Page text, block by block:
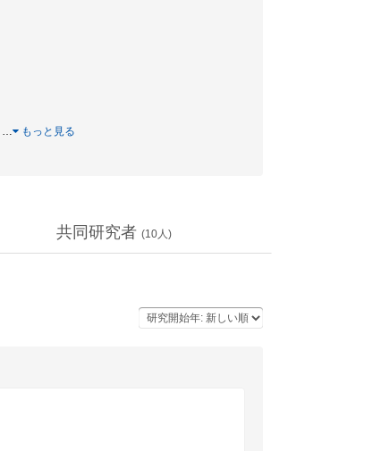
… もっと見る
共同研究者 (10人)